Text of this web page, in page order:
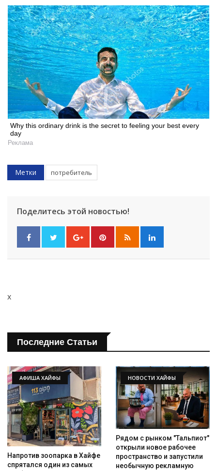
Why this ordinary drink is the secret to feeling your best every
day
Реклама
Метки потребитель
Поделитесь этой новостью!
x
Последние Статьи
АФИША ХАЙФЫ
Напротив зоопарка в Хайфе
спрятался один из самых
НОВОСТИ ХАЙФЫ
Рядом с рынком "Тальпиот"
открыли новое рабочее
пространство и запустили
необычную рекламную